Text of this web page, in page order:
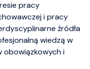
pracy
i pracy
źródła
wiedzą w
obowiązkowych i